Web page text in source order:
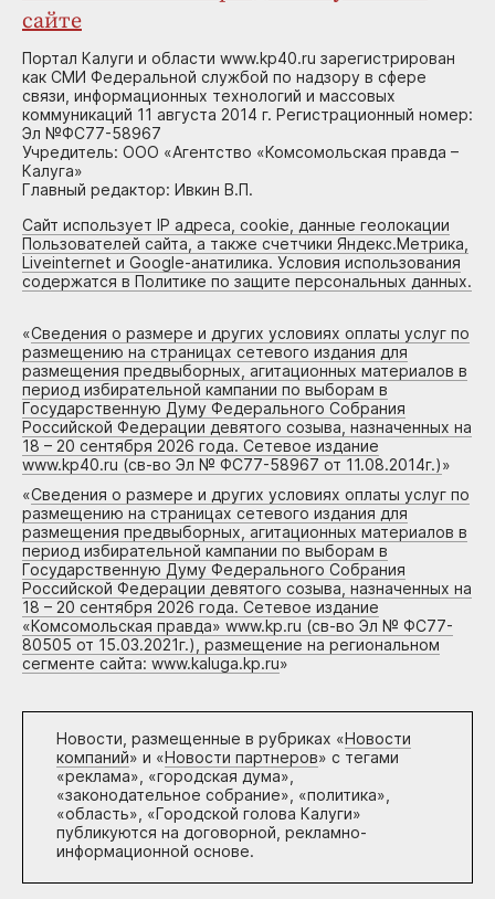
сайте
Портал Калуги и области www.kp40.ru зарегистрирован
как СМИ Федеральной службой по надзору в сфере
связи, информационных технологий и массовых
коммуникаций 11 августа 2014 г. Регистрационный номер:
Эл №ФС77-58967
Учредитель: ООО «Агентство «Комсомольская правда –
Калуга»
Главный редактор: Ивкин В.П.
Сайт использует IP адреса, cookie, данные геолокации
Пользователей сайта, а также счетчики Яндекс.Метрика,
Liveinternet и Google-анатилика. Условия использования
содержатся в Политике по защите персональных данных.
«Сведения о размере и других условиях оплаты услуг по
размещению на страницах сетевого издания для
размещения предвыборных, агитационных материалов в
период избирательной кампании по выборам в
Государственную Думу Федерального Собрания
Российской Федерации девятого созыва, назначенных на
18 – 20 сентября 2026 года. Сетевое издание
www.kp40.ru (св-во Эл № ФС77-58967 от 11.08.2014г.)»
«Сведения о размере и других условиях оплаты услуг по
размещению на страницах сетевого издания для
размещения предвыборных, агитационных материалов в
период избирательной кампании по выборам в
Государственную Думу Федерального Собрания
Российской Федерации девятого созыва, назначенных на
18 – 20 сентября 2026 года. Сетевое издание
«Комсомольская правда» www.kp.ru (св-во Эл № ФС77-
80505 от 15.03.2021г.), размещение на региональном
сегменте сайта: www.kaluga.kp.ru»
Новости, размещенные в рубриках «Новости
компаний» и «Новости партнеров» с тегами
«реклама», «городская дума»,
«законодательное собрание», «политика»,
«область», «Городской голова Калуги»
публикуются на договорной, рекламно-
информационной основе.